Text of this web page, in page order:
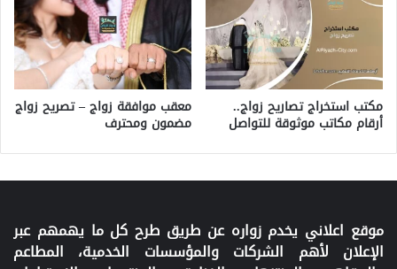
مكتب استخراج تصاريح زواج..
أرقام مكاتب موثوقة للتواصل
معقب موافقة زواج – تصريح زواج
مضمون ومحترف
موقع اعلاني يخدم زواره عن طريق طرح كل ما يهمهم عبر
الإعلان لأهم الشركات والمؤسسات الخدمية، المطاعم